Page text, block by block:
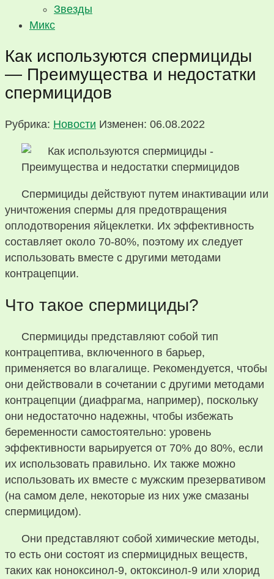
Звезды
Микс
Как используются спермициды
— Преимущества и недостатки
спермицидов
Рубрика: Новости Изменен: 06.08.2022
Спермициды действуют путем инактивации или
уничтожения спермы для предотвращения
оплодотворения яйцеклетки. Их эффективность
составляет около 70-80%, поэтому их следует
использовать вместе с другими методами
контрацепции.
Что такое спермициды?
Спермициды представляют собой тип
контрацептива, включенного в барьер,
применяется во влагалище. Рекомендуется, чтобы
они действовали в сочетании с другими методами
контрацепции (диафрагма, например), поскольку
они недостаточно надежны, чтобы избежать
беременности самостоятельно: уровень
эффективности варьируется от 70% до 80%, если
их использовать правильно. Их также можно
использовать их вместе с мужским презервативом
(на самом деле, некоторые из них уже смазаны
спермицидом).
Они представляют собой химические методы,
то есть они состоят из спермицидных веществ,
таких как ноноксинол-9, октоксинол-9 или хлорид